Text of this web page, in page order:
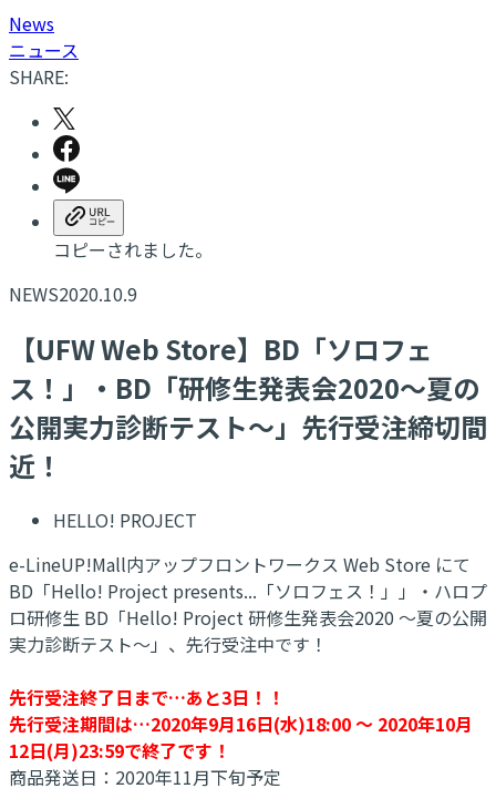
News
ニュース
SHARE:
コピーされました。
NEWS2020.10.9
【UFW Web Store】BD「ソロフェ
ス！」・BD「研修生発表会2020～夏の
公開実力診断テスト～」先行受注締切間
近！
HELLO! PROJECT
e-LineUP!Mall内アップフロントワークス Web Store にて
BD「Hello! Project presents...「ソロフェス！」」・ハロプ
ロ研修生 BD「Hello! Project 研修生発表会2020 ～夏の公開
実力診断テスト～」、先行受注中です！
先行受注終了日まで…あと3日！！
先行受注期間は…2020年9月16日(水)18:00 ～ 2020年10月
12日(月)23:59で終了です！
商品発送日：2020年11月下旬予定